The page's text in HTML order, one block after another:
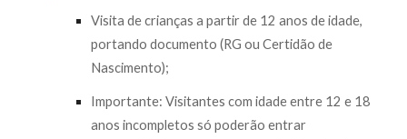
Visita de crianças a partir de 12 anos de idade,
portando documento (RG ou Certidão de
Nascimento);
Importante: Visitantes com idade entre 12 e 18
anos incompletos só poderão entrar